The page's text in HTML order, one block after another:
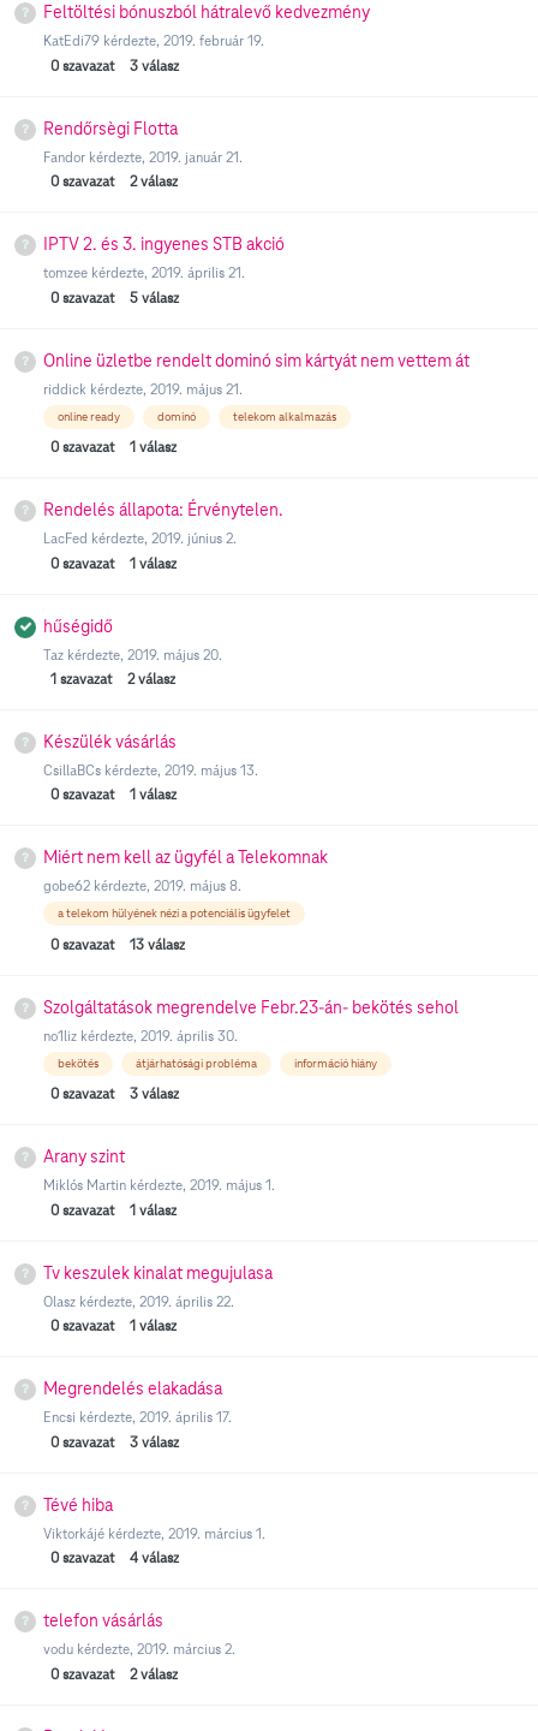
Feltöltési bónuszból hátralevő kedvezmény
KatEdi79 kérdezte, 2019. február 19.
0 szavazat 3 válasz
Rendőrsègi Flotta
Fandor kérdezte, 2019. január 21.
0 szavazat 2 válasz
IPTV 2. és 3. ingyenes STB akció
tomzee kérdezte, 2019. április 21.
0 szavazat 5 válasz
Online üzletbe rendelt dominó sim kártyát nem vettem át
riddick kérdezte, 2019. május 21.
online ready dominó telekom alkalmazás
0 szavazat 1 válasz
Rendelés állapota: Érvénytelen.
LacFed kérdezte, 2019. június 2.
0 szavazat 1 válasz
hűségidő
Taz kérdezte, 2019. május 20.
1 szavazat 2 válasz
Készülék vásárlás
CsillaBCs kérdezte, 2019. május 13.
0 szavazat 1 válasz
Miért nem kell az ügyfél a Telekomnak
gobe62 kérdezte, 2019. május 8.
a telekom hülyének nézi a potenciális ügyfelet
0 szavazat 13 válasz
Szolgáltatások megrendelve Febr.23-án- bekötés sehol
no1liz kérdezte, 2019. április 30.
bekötés átjárhatósági probléma információ hiány
0 szavazat 3 válasz
Arany szint
Miklós Martin kérdezte, 2019. május 1.
0 szavazat 1 válasz
Tv keszulek kinalat megujulasa
Olasz kérdezte, 2019. április 22.
0 szavazat 1 válasz
Megrendelés elakadása
Encsi kérdezte, 2019. április 17.
0 szavazat 3 válasz
Tévé hiba
Viktorkájé kérdezte, 2019. március 1.
0 szavazat 4 válasz
telefon vásárlás
vodu kérdezte, 2019. március 2.
0 szavazat 2 válasz